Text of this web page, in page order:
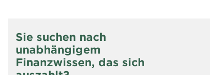
Sie suchen nach
unabhängigem
Finanzwissen, das sich